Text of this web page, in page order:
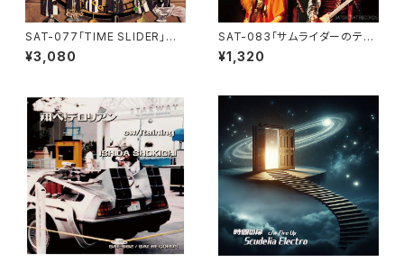
SAT-077「TIME SLIDER」ま
ちだガールズ・クワイア
¥3,080
SAT-083「サムライダーのテー
マ」New Indian Deathlock
¥1,320